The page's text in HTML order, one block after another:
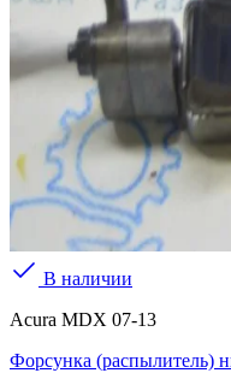
В наличии
Acura MDX 07-13
Форсунка (распылитель)